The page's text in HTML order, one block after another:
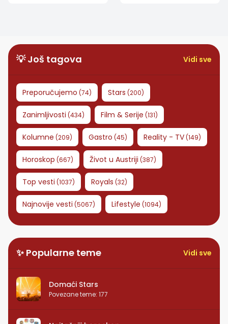
💡 Još tagova Vidi sve
Preporučujemo (74) Stars (200)
Zanimljivosti (434) Film & Serije (131)
Kolumne (209) Gastro (45) Reality - TV(149)
Horoskop (667) Život u Austriji (387)
Top vesti (1037) Royals (32)
Najnovije vesti (5067) Lifestyle (1094)
✨ Popularne teme Vidi sve
Domaći Stars
Povezane teme: 177